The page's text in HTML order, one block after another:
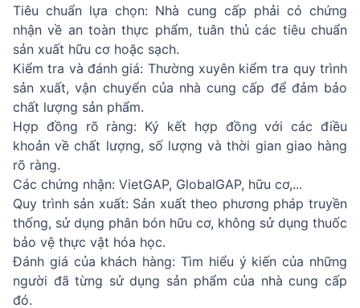
Tiêu chuẩn lựa chọn: Nhà cung cấp phải có chứng
nhận về an toàn thực phẩm, tuân thủ các tiêu chuẩn
sản xuất hữu cơ hoặc sạch.
Kiểm tra và đánh giá: Thường xuyên kiểm tra quy trình
sản xuất, vận chuyển của nhà cung cấp để đảm bảo
chất lượng sản phẩm.
Hợp đồng rõ ràng: Ký kết hợp đồng với các điều
khoản về chất lượng, số lượng và thời gian giao hàng
rõ ràng.
Các chứng nhận: VietGAP, GlobalGAP, hữu cơ,...
Quy trình sản xuất: Sản xuất theo phương pháp truyền
thống, sử dụng phân bón hữu cơ, không sử dụng thuốc
bảo vệ thực vật hóa học.
Đánh giá của khách hàng: Tìm hiểu ý kiến của những
người đã từng sử dụng sản phẩm của nhà cung cấp
đó.